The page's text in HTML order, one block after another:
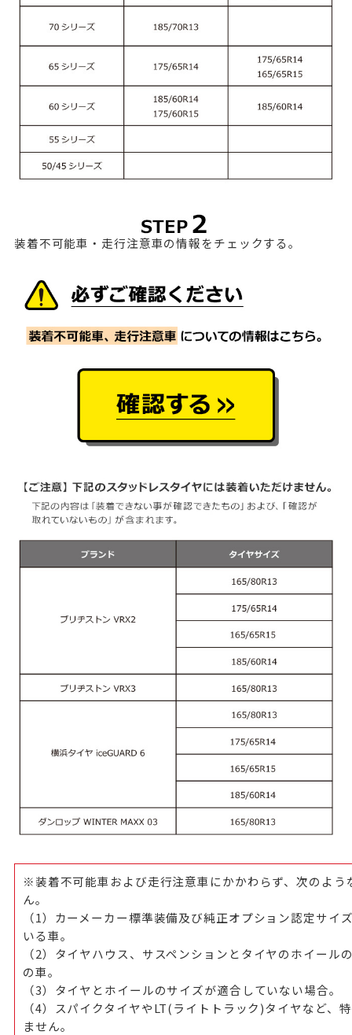
装着不可能車・走行注意車の情報をチェックする。
※装着不可能車および走行注意車にかかわらず、次のよう
ん。
（1）カーメーカー標準装備及び純正オプション認定サイ
いる車。
（2）タイヤハウス、サスペンションとタイヤのホイール
の車。
（3）タイヤとホイールのサイズが適合していない場合。
（4）スパイクタイヤやLT(ライトトラック)タイヤなど、
ません。